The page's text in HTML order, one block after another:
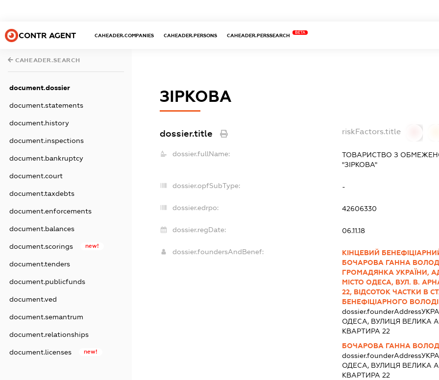
CONTR AGENT CAHEADER.COMPANIES CAHEADER.PERSONS CAHEADER.PERSSEARCH
BETA
CAHEADER.SEARCH
document.dossier
document.statements
document.history
document.inspections
document.bankruptcy
document.court
document.taxdebts
document.enforcements
document.balances
document.scorings new!
document.tenders
document.publicfunds
document.ved
document.semantrum
document.relationships
document.licenses new!
ЗІРКОВА
dossier.title riskFactors.title
dossier.fullName:
ТОВАРИСТВО З
"ЗІРКОВА"
dossier.opfSubType: -
dossier.edrpo: 42606330
dossier.regDate: 06.11.18
dossier.foundersAndBenef:
КІНЦЕВИЙ
БОЧАРОВА ГАННА
ГРОМАДЯНКА УКРАЇНИ,
МІСТО ОДЕСА, ВУЛ. В.
22, ВІДСОТОК ЧАСТКИ В
БЕНЕФІЦІАРНОГО
dossier.founderAddress
ОДЕСА, ВУЛИЦЯ ВЕЛИКА
КВАРТИРА 22
БОЧАРОВА ГАННА
dossier.founderAddress
ОДЕСА, ВУЛИЦЯ ВЕЛИКА
КВАРТИРА 22